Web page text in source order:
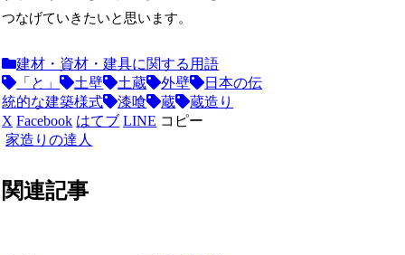
つなげていきたいと思います。
建材・資材・建具に関する用語
「と」
土壁 土蔵 外壁
日本の伝
統的な建築様式
漆喰 蔵
蔵造り
X Facebook はてブ LINE コピー
家造りの達人
関連記事